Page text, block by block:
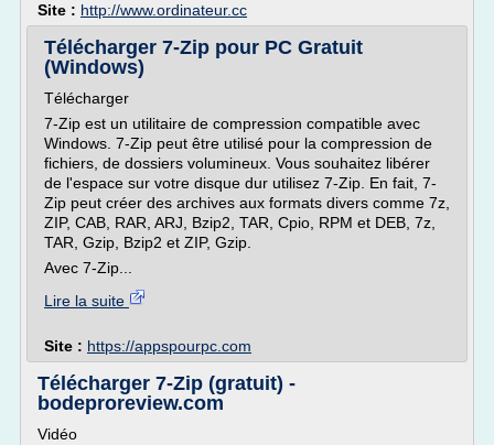
Site : http://www.ordinateur.cc
Télécharger 7-Zip pour PC Gratuit
(Windows)
Télécharger
7-Zip est un utilitaire de compression compatible avec
Windows. 7-Zip peut être utilisé pour la compression de
fichiers, de dossiers volumineux. Vous souhaitez libérer
de l'espace sur votre disque dur utilisez 7-Zip. En fait, 7-
Zip peut créer des archives aux formats divers comme 7z,
ZIP, CAB, RAR, ARJ, Bzip2, TAR, Cpio, RPM et DEB, 7z,
TAR, Gzip, Bzip2 et ZIP, Gzip.
Avec 7-Zip...
Lire la suite
Site : https://appspourpc.com
Télécharger 7-Zip (gratuit) -
bodeproreview.com
Vidéo